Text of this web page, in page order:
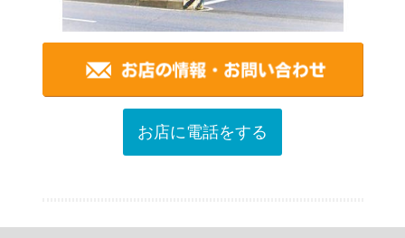
お店に電話をする